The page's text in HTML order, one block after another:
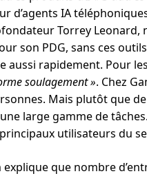
d’agents IA
Torrey Leonard,
son PDG, sans ces
aussi rapidement. Pour
soulagement ». Chez
Mais plutôt que
large gamme de
utilisateurs du
que nombre